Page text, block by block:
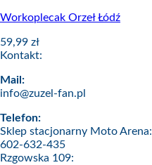
Workoplecak Orzeł Łódź
59,99 zł
Kontakt:
Mail:
info@zuzel-fan.pl
Telefon:
Sklep stacjonarny Moto Arena:
602-632-435
Rzgowska 109: